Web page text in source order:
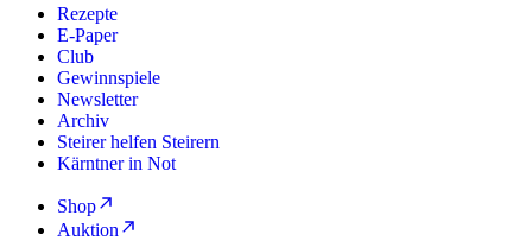
Rezepte
E-Paper
Club
Gewinnspiele
Newsletter
Archiv
Steirer helfen Steirern
Kärntner in Not
Shop
Auktion